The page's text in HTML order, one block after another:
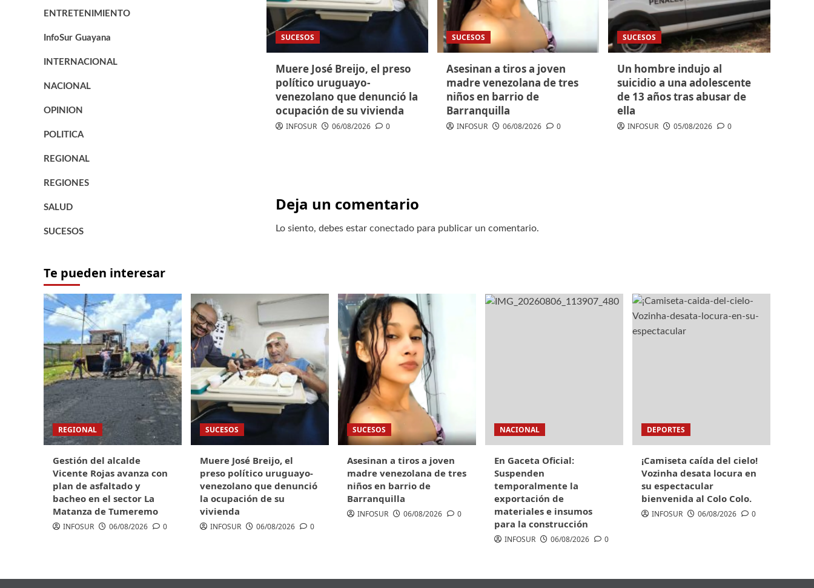
SUCESOS
Muere José Breijo, el preso
político uruguayo-
venezolano que denunció la
ocupación de su vivienda
INFOSUR 06/08/2026 0
SUCESOS
Asesinan a tiros a joven
madre venezolana de tres
niños en barrio de
Barranquilla
INFOSUR 06/08/2026 0
SUCESOS
Un hombre indujo al
suicidio a una adolescente
de 13 años tras abusar de
ella
INFOSUR 05/08/2026 0
Deja un comentario
Lo siento, debes estar conectadopara publicar un comentario.
ENTRETENIMIENTO
InfoSur Guayana
INTERNACIONAL
NACIONAL
OPINION
POLITICA
REGIONAL
REGIONES
SALUD
SUCESOS
Te pueden interesar
REGIONAL
Gestión del alcalde
Vicente Rojas avanza con
plan de asfaltado y
bacheo en el sector La
Matanza de Tumeremo
INFOSUR 06/08/2026 0
SUCESOS
Muere José Breijo, el
preso político uruguayo-
venezolano que denunció
la ocupación de su
vivienda
INFOSUR 06/08/2026 0
SUCESOS
Asesinan a tiros a joven
madre venezolana de tres
niños en barrio de
Barranquilla
INFOSUR 06/08/2026 0
NACIONAL
En Gaceta Oficial:
Suspenden
temporalmente la
exportación de
materiales e insumos
para la construcción
INFOSUR 06/08/2026 0
DEPORTES
¡Camiseta caída del cielo!
Vozinha desata locura en
su espectacular
bienvenida al Colo Colo.
INFOSUR 06/08/2026 0